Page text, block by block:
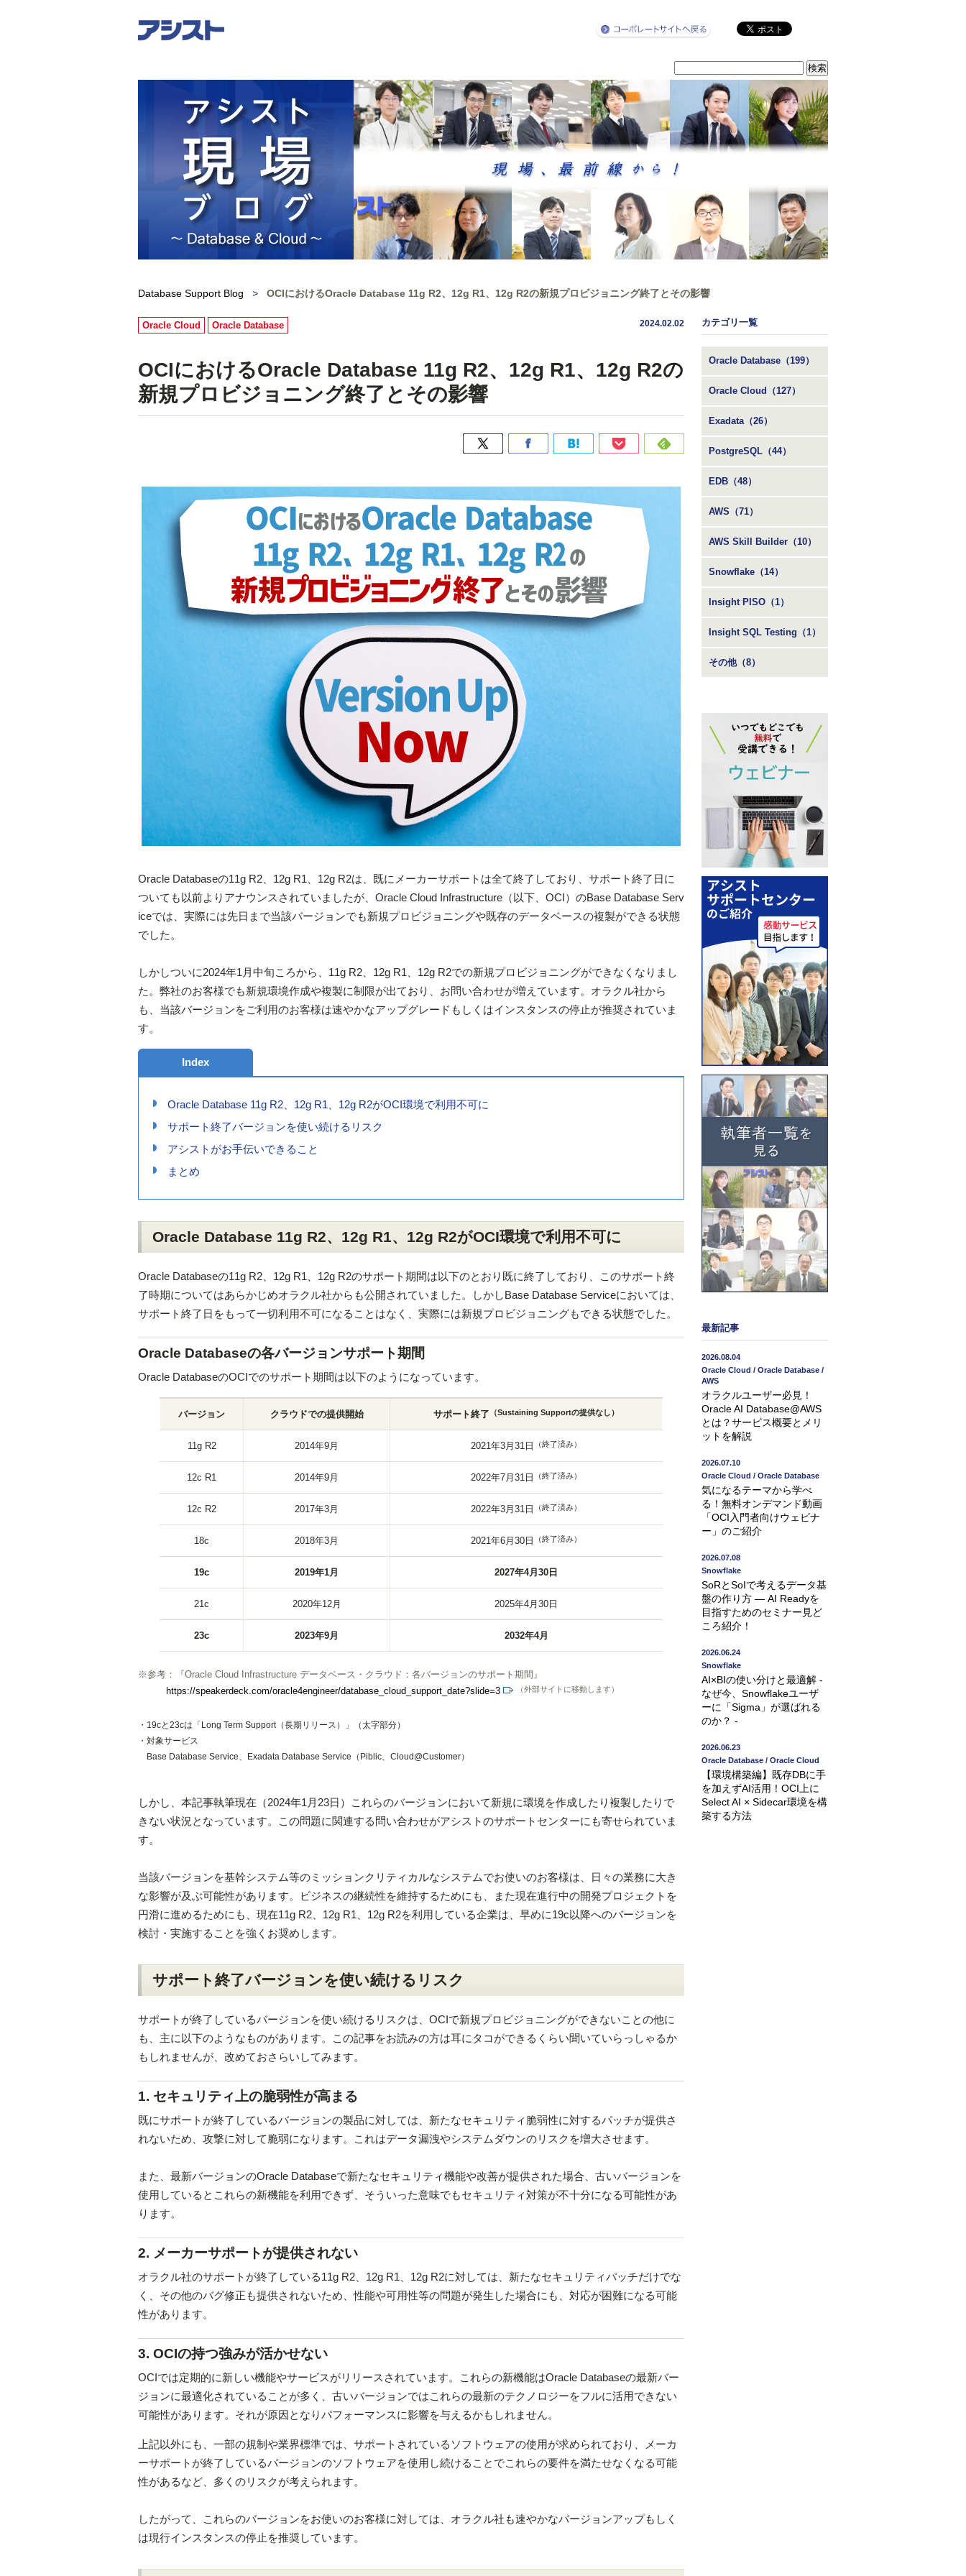
Database Support Blog > OCIにおけるOracle Database 11g R2、12g R1、12g R2の新規プロビジョニング終了とその影響
Oracle Cloud Oracle Database 2024.02.02
OCIにおけるOracle Database 11g R2、12g R1、12g R2の
新規プロビジョニング終了とその影響
Oracle Databaseの11g R2、12g R1、12g R2は、既にメーカーサポートは全て終了しており、サポート終了日に
ついても以前よりアナウンスされていましたが、Oracle Cloud Infrastructure（以下、OCI）のBase Database Serv
iceでは、実際には先日まで当該バージョンでも新規プロビジョニングや既存のデータベースの複製ができる状態
でした。
しかしついに2024年1月中旬ころから、11g R2、12g R1、12g R2での新規プロビジョニングができなくなりまし
た。弊社のお客様でも新規環境作成や複製に制限が出ており、お問い合わせが増えています。オラクル社から
も、当該バージョンをご利用のお客様は速やかなアップグレードもしくはインスタンスの停止が推奨されていま
す。
Index
Oracle Database 11g R2、12g R1、12g R2がOCI環境で利用不可に
サポート終了バージョンを使い続けるリスク
アシストがお手伝いできること
まとめ
Oracle Database 11g R2、12g R1、12g R2がOCI環境で利用不可に
Oracle Databaseの11g R2、12g R1、12g R2のサポート期間は以下のとおり既に終了しており、このサポート終
了時期についてはあらかじめオラクル社からも公開されていました。しかしBase Database Serviceにおいては、
サポート終了日をもって一切利用不可になることはなく、実際には新規プロビジョニングもできる状態でした。
Oracle Databaseの各バージョンサポート期間
Oracle DatabaseのOCIでのサポート期間は以下のようになっています。
バージョン クラウドでの提供開始 サポート終了 （Sustaining Supportの提供なし）
11g R2 2014年9月 2021年3月31日 （終了済み）
12c R1 2014年9月 2022年7月31日 （終了済み）
12c R2 2017年3月 2022年3月31日 （終了済み）
18c 2018年3月 2021年6月30日 （終了済み）
19c 2019年1月 2027年4月30日
21c 2020年12月 2025年4月30日
23c 2023年9月 2032年4月
※参考：『Oracle Cloud Infrastructure データベース・クラウド：各バージョンのサポート期間』
https://speakerdeck.com/oracle4engineer/database_cloud_support_date?slide=3
（外部サイトに移動します）
・19cと23cは「Long Term Support（長期リリース）」（太字部分）
・対象サービス
Base Database Service、Exadata Database Service（Piblic、Cloud@Customer）
しかし、本記事執筆現在（2024年1月23日）これらのバージョンにおいて新規に環境を作成したり複製したりで
きない状況となっています。この問題に関連する問い合わせがアシストのサポートセンターにも寄せられていま
す。
当該バージョンを基幹システム等のミッションクリティカルなシステムでお使いのお客様は、日々の業務に大き
な影響が及ぶ可能性があります。ビジネスの継続性を維持するためにも、また現在進行中の開発プロジェクトを
円滑に進めるためにも、現在11g R2、12g R1、12g R2を利用している企業は、早めに19c以降へのバージョンを
検討・実施することを強くお奨めします。
サポート終了バージョンを使い続けるリスク
サポートが終了しているバージョンを使い続けるリスクは、OCIで新規プロビジョニングができないことの他に
も、主に以下のようなものがあります。この記事をお読みの方は耳にタコができるくらい聞いていらっしゃるか
もしれませんが、改めておさらいしてみます。
1. セキュリティ上の脆弱性が高まる
既にサポートが終了しているバージョンの製品に対しては、新たなセキュリティ脆弱性に対するパッチが提供さ
れないため、攻撃に対して脆弱になります。これはデータ漏洩やシステムダウンのリスクを増大させます。
また、最新バージョンのOracle Databaseで新たなセキュリティ機能や改善が提供された場合、古いバージョンを
使用しているとこれらの新機能を利用できず、そういった意味でもセキュリティ対策が不十分になる可能性があ
ります。
2. メーカーサポートが提供されない
オラクル社のサポートが終了している11g R2、12g R1、12g R2に対しては、新たなセキュリティパッチだけでな
く、その他のバグ修正も提供されないため、性能や可用性等の問題が発生した場合にも、対応が困難になる可能
性があります。
3. OCIの持つ強みが活かせない
OCIでは定期的に新しい機能やサービスがリリースされています。これらの新機能はOracle Databaseの最新バー
ジョンに最適化されていることが多く、古いバージョンではこれらの最新のテクノロジーをフルに活用できない
可能性があります。それが原因となりパフォーマンスに影響を与えるかもしれません。
上記以外にも、一部の規制や業界標準では、サポートされているソフトウェアの使用が求められており、メーカ
ーサポートが終了しているバージョンのソフトウェアを使用し続けることでこれらの要件を満たせなくなる可能
性があるなど、多くのリスクが考えられます。
したがって、これらのバージョンをお使いのお客様に対しては、オラクル社も速やかなバージョンアップもしく
は現行インスタンスの停止を推奨しています。
カテゴリ一覧
Oracle Database（199）
Oracle Cloud（127）
Exadata（26）
PostgreSQL（44）
EDB（48）
AWS（71）
AWS Skill Builder（10）
Snowflake（14）
Insight PISO（1）
Insight SQL Testing（1）
その他（8）
最新記事
2026.08.04
Oracle Cloud / Oracle Database /
AWS
オラクルユーザー必見！
Oracle AI Database@AWS
とは？サービス概要とメリ
ットを解説
2026.07.10
Oracle Cloud / Oracle Database
気になるテーマから学べ
る！無料オンデマンド動画
「OCI入門者向けウェビナ
ー」のご紹介
2026.07.08
Snowflake
SoRとSoIで考えるデータ基
盤の作り方 ― AI Readyを
目指すためのセミナー見ど
ころ紹介！
2026.06.24
Snowflake
AI×BIの使い分けと最適解 -
なぜ今、Snowflakeユーザ
ーに「Sigma」が選ばれる
のか？ -
2026.06.23
Oracle Database / Oracle Cloud
【環境構築編】既存DBに手
を加えずAI活用！OCI上に
Select AI × Sidecar環境を構
築する方法